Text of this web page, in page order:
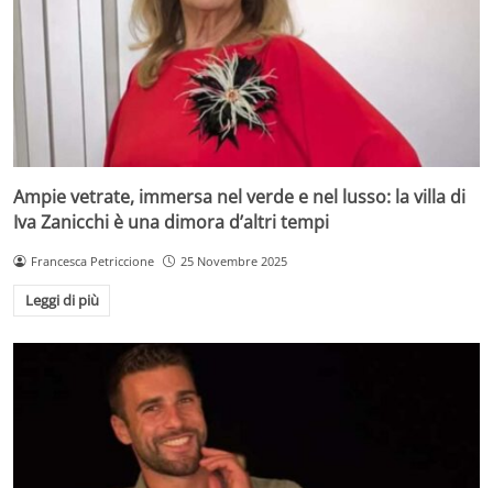
Ampie vetrate, immersa nel verde e nel lusso: la villa di
Iva Zanicchi è una dimora d’altri tempi
Francesca Petriccione 25 Novembre 2025
Leggi di più